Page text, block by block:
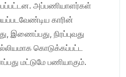
அப்பணியாளர்கள்
காரின்
இணைப்பது, நிரப்புவது
கொடுக்கப்பட்ட
மட்டுமே பணியாகும்.